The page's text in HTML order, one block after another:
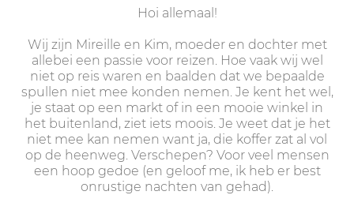
Hoi allemaal!
Wij zijn Mireille en Kim, moeder en dochter met
allebei een passie voor reizen. Hoe vaak wij wel
niet op reis waren en baalden dat we bepaalde
spullen niet mee konden nemen. Je kent het wel,
je staat op een markt of in een mooie winkel in
het buitenland, ziet iets moois. Je weet dat je het
niet mee kan nemen want ja, die koffer zat al vol
op de heenweg. Verschepen? Voor veel mensen
een hoop gedoe (en geloof me, ik heb er best
onrustige nachten van gehad).